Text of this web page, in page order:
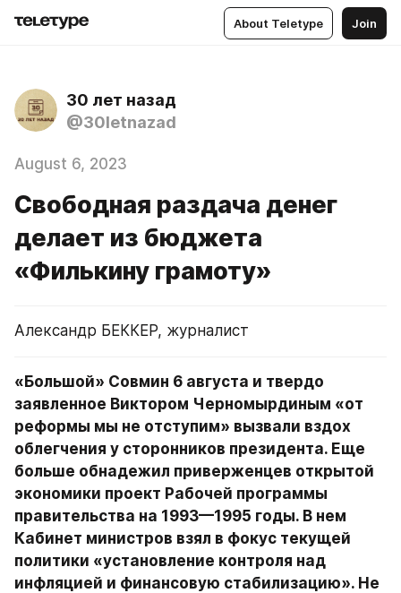
About Teletype Join
30 лет назад
@30letnazad
August 6, 2023
Свободная раздача денег
делает из бюджета
«Филькину грамоту»
Александр БЕККЕР, журналист
«Большой» Совмин 6 августа и твердо
заявленное Виктором Черномырдиным «от
реформы мы не отступим» вызвали вздох
облегчения у сторонников президента. Еще
больше обнадежил приверженцев открытой
экономики проект Рабочей программы
правительства на 1993—1995 годы. В нем
Кабинет министров взял в фокус текущей
политики «установление контроля над
инфляцией и финансовую стабилизацию». Не